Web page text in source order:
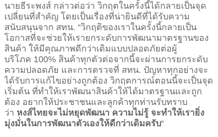
นายธีระพงส์ กล่าวต่อว่า วิกฤตในครั้งนี้ได้กลายเป็นจุด
เปลี่ยนที่สำคัญ โดยเป็นเรื่องที่น่ายินดีที่ได้รับความ
สนับสนุนจาก สทน. “วิกฤติของเราในครั้งนี้กลายเป็น
โอกาสที่จะช่วยให้เรายกระดับการพัฒนามาตรฐานของ
สินค้า ให้มีคุณภาพดีกว่าเดิมแบบปลอดภัยต่อผู้
บริโภค 100% สินค้าทุกตัวต่อจากนี้จะผ่านการยกระดับ
ความปลอดภัย และการตรวจที่ สทน. ปัญหาทุกอย่างจะ
ได้รับการแก้ไขอย่างถูกต้อง วิกฤตการณ์ตอนนี้จะเป็นจุด
เริ่มต้น ที่ทำให้เราพัฒนาสินค้าให้ได้มาตรฐานและถูก
ต้อง อยากให้ประชาชนและลูกค้าทุกท่านรับทราบ
ว่า หงส์ไทยจะไม่หยุดพัฒนา ความไม่รู้ จะทำให้เรายิ่ง
มุ่งมั่นในการพัฒนาตัวเองให้ดีกว่าเดิมครับ“